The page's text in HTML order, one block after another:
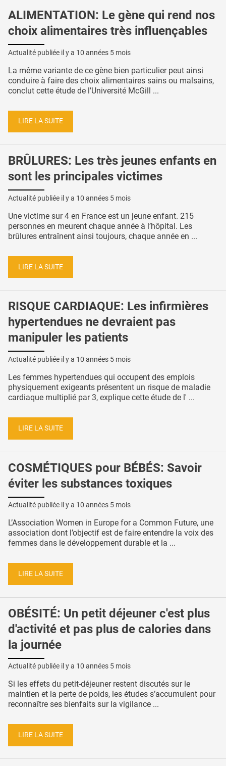
ALIMENTATION: Le gène qui rend nos
choix alimentaires très influençables
Actualité publiée il y a 10 années 5 mois
La même variante de ce gène bien particulier peut ainsi
conduire à faire des choix alimentaires sains ou malsains,
conclut cette étude de l’Université McGill ...
LIRE LA SUITE
BRÛLURES: Les très jeunes enfants en
sont les principales victimes
Actualité publiée il y a 10 années 5 mois
Une victime sur 4 en France est un jeune enfant. 215
personnes en meurent chaque année à l’hôpital. Les
brûlures entraînent ainsi toujours, chaque année en ...
LIRE LA SUITE
RISQUE CARDIAQUE: Les infirmières
hypertendues ne devraient pas
manipuler les patients
Actualité publiée il y a 10 années 5 mois
Les femmes hypertendues qui occupent des emplois
physiquement exigeants présentent un risque de maladie
cardiaque multiplié par 3, explique cette étude de l' ...
LIRE LA SUITE
COSMÉTIQUES pour BÉBÉS: Savoir
éviter les substances toxiques
Actualité publiée il y a 10 années 5 mois
L’Association Women in Europe for a Common Future, une
association dont l’objectif est de faire entendre la voix des
femmes dans le développement durable et la ...
LIRE LA SUITE
OBÉSITÉ: Un petit déjeuner c'est plus
d'activité et pas plus de calories dans
la journée
Actualité publiée il y a 10 années 5 mois
Si les effets du petit-déjeuner restent discutés sur le
maintien et la perte de poids, les études s’accumulent pour
reconnaître ses bienfaits sur la vigilance ...
LIRE LA SUITE